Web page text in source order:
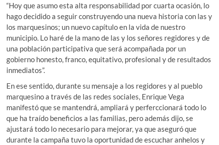
“Hoy que asumo esta alta responsabilidad por cuarta ocasión, lo
hago decidido a seguir construyendo una nueva historia con las y
los marquesinos; un nuevo capítulo en la vida de nuestro
municipio. Lo haré de la mano de las y los señores regidores y de
una población participativa que será acompañada por un
gobierno honesto, franco, equitativo, profesional y de resultados
inmediatos”.
En ese sentido, durante su mensaje a los regidores y al pueblo
marquesino a través de las redes sociales, Enrique Vega
manifestó que se mantendrá, ampliará y perferccionará todo lo
que ha traído beneficios a las familias, pero además dijo, se
ajustará todo lo necesario para mejorar, ya que aseguró que
durante la campaña tuvo la oportunidad de escuchar anhelos y